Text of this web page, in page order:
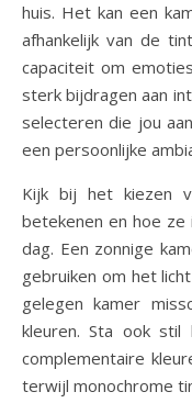
huis. Het kan een
afhankelijk van de
capaciteit om
sterk bijdragen aan
selecteren die jou
een persoonlijke
Kijk bij het kiezen
betekenen en hoe
dag. Een zonnige
gebruiken om het
gelegen kamer
kleuren. Sta ook stil
complementaire
terwijl monochrome